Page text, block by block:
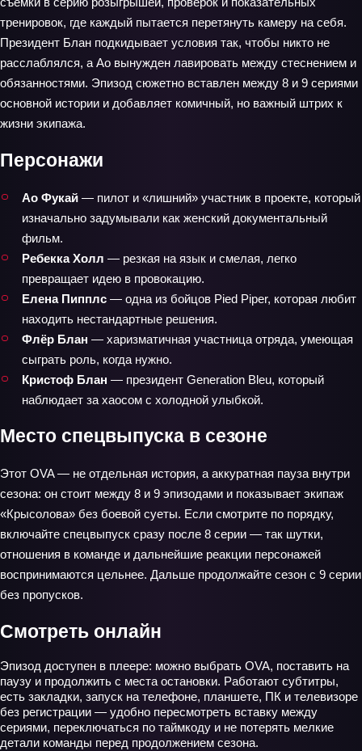
тренировок, где каждый пытается перетянуть камеру на себя.
Президент Блан подкидывает условия так, чтобы никто не
расслаблялся, а Ао вынужден лавировать между стеснением и
обязанностями. Эпизод сюжетно вставлен между 8 и 9 сериями
основной истории и добавляет комичный, но важный штрих к
жизни экипажа.
Персонажи
Ао Фукай — пилот и «лишний» участник в проекте, который
изначально задумывали как женский документальный
фильм.
Ребекка Холл — резкая на язык и смелая, легко
превращает идею в провокацию.
Елена Пипплс — одна из бойцов Pied Piper, которая любит
находить нестандартные решения.
Флёр Блан — харизматичная участница отряда, умеющая
сыграть роль, когда нужно.
Кристоф Блан — президент Generation Bleu, который
наблюдает за хаосом с холодной улыбкой.
Место спецвыпуска в сезоне
Этот OVA — не отдельная история, а аккуратная пауза внутри
сезона: он стоит между 8 и 9 эпизодами и показывает экипаж
«Крысолова» без боевой суеты. Если смотрите по порядку,
включайте спецвыпуск сразу после 8 серии — так шутки,
отношения в команде и дальнейшие реакции персонажей
воспринимаются цельнее. Дальше продолжайте сезон с 9 серии
без пропусков.
Смотреть онлайн
Эпизод доступен в плеере: можно выбрать OVA, поставить на
паузу и продолжить с места остановки. Работают субтитры,
есть закладки, запуск на телефоне, планшете, ПК и телевизоре
без регистрации — удобно пересмотреть вставку между
сериями, переключаться по таймкоду и не потерять мелкие
детали команды перед продолжением сезона.